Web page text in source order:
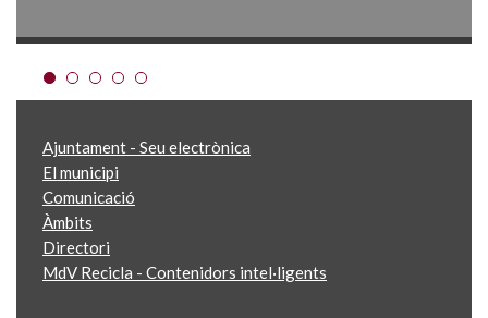
Ajuntament - Seu electrònica
El municipi
Comunicació
Àmbits
Directori
MdV Recicla - Contenidors intel·ligents